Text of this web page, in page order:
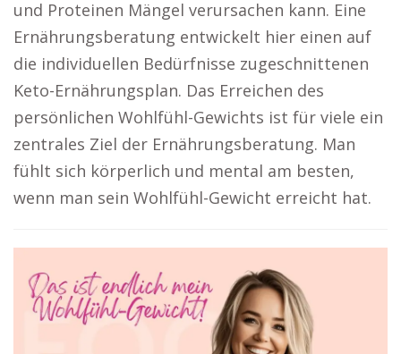
und Proteinen Mängel verursachen kann. Eine
Ernährungsberatung entwickelt hier einen auf
die individuellen Bedürfnisse zugeschnittenen
Keto-Ernährungsplan. Das Erreichen des
persönlichen Wohlfühl-Gewichts ist für viele ein
zentrales Ziel der Ernährungsberatung. Man
fühlt sich körperlich und mental am besten,
wenn man sein Wohlfühl-Gewicht erreicht hat.